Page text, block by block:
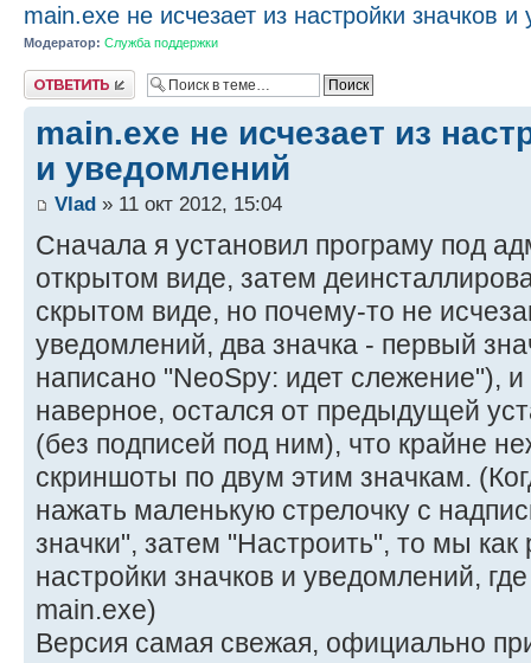
main.exe не исчезает из настройки значков
Модератор: Служба поддержки
Ответить
main.exe не исчезает из
и уведомлений
Vlad » 11 окт 2012, 15:04
Сначала я установил програму под
открытом виде, затем
скрытом виде, но почему-то не
уведомлений, два значка - первый
написано "NeoSpy: идет слежение"),
наверное, остался от предыдущей
(без подписей под ним), что крайне
скриншоты по двум этим значкам.
нажать маленькую стрелочку с
значки", затем "Настроить", то мы как
настройки значков и уведомлений,
main.exe)
Версия самая свежая, официально